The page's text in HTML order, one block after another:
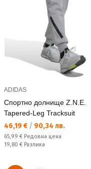
ADIDAS
Спортно долнище Z.N.E.
Tapered-Leg Tracksuit
Текуща цена:
46,19 € / 90,34 лв.
Редовна цена:
65,99 € Редовна цена
Спестявате:
19,80 € Разлика